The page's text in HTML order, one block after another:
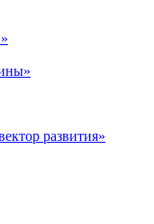
развития»